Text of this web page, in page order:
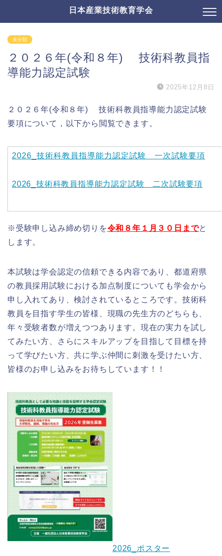
日本産業技術教育学会
未分類
２０２６年(令和８年) 技術科教員指
導能力認定試験
2025年12月8日
２０２６年(令和８年) 技術科教員指導能力認定試験
要項について，以下から閲覧できます。
2026_技術科教員指導能力認定試験 一次試験要項
2026_技術科教員指導能力認定試験 二次試験要項
※受験申し込み締め切りを令和８年１月３０日までと
します。
本試験は学会認定の信頼できる内容であり、都道府県
の教員採用試験における加点制度についても学会から
申し入れてあり、検討されているところです。技術科
教員を目指す学生の皆様、現職の先生方のどちらも、
年々受験者数が増えつつあります。現在の実力を試し
てみたい方、さらにスキルアップを目指して目標を持
って学びたい方、共に学ぶ仲間に刺激を受けたい方、
皆様のお申し込みをお待ちしています！！
2026_ポスター